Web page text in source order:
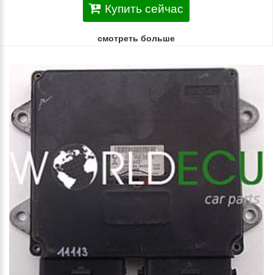
Купить сейчас
смотреть больше